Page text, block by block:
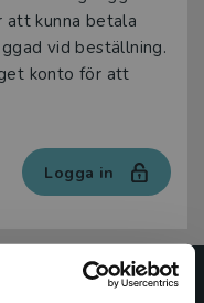
kunna betala
vid beställning.
konto för att
Logga in